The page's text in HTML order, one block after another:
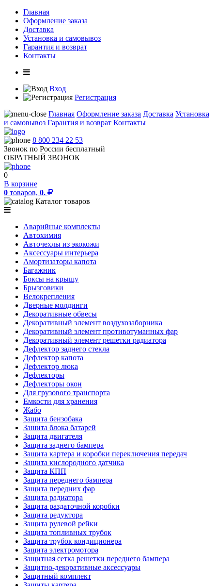
Главная
Оформление заказа
Доставка
Установка и самовывоз
Гарантия и возврат
Контакты
Вход
Регистрация
Главная Оформление заказа Доставка Установка
и самовывоз Гарантия и возврат Контакты
8 800 234 22 53
Звонок по России бесплатный
ОБРАТНЫЙ ЗВОНОК
0
В корзине
0 товаров, 0.
Каталог товаров
Аварийные комплекты
Автохимия
Авточехлы из экокожи
Аксессуары интерьера
Амортизаторы капота
Багажник
Боксы на крышу
Брызговики
Велокрепления
Дверные молдинги
Декоративные обвесы
Декоративный элемент воздухозаборника
Декоративный элемент противотуманных фар
Декоративный элемент решетки радиатора
Дефлектор заднего стекла
Дефлектор капота
Дефлектор люка
Дефлекторы
Дефлекторы окон
Для грузового транспорта
Емкости для хранения
Жабо
Защита бензобака
Защита блока батарей
Защита двигателя
Защита заднего бампера
Защита картера и коробки переключения передач
Защита кислородного датчика
Защита КПП
Защита переднего бампера
Защита передних фар
Защита радиатора
Защита раздаточной коробки
Защита редуктора
Защита рулевой рейки
Защита топливных трубок
Защита трубок кондиционера
Защита электромотора
Защитная сетка решетки переднего бампера
Защитно-декоративные аксессуары
Защитный комплект